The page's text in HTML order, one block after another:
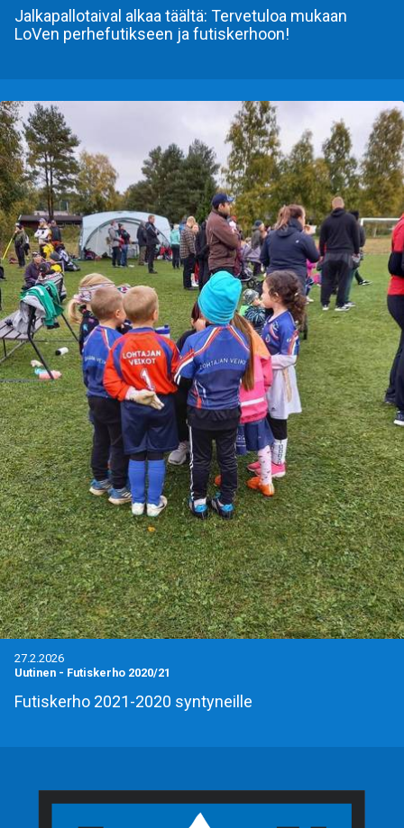
Jalkapallotaival alkaa täältä: Tervetuloa mukaan
LoVen perhefutikseen ja futiskerhoon!
27.2.2026
Uutinen - Futiskerho 2020/21
Futiskerho 2021-2020 syntyneille